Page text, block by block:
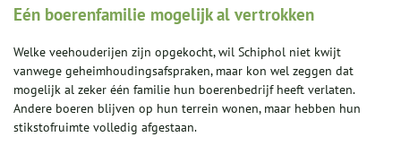
Eén boerenfamilie mogelijk al vertrokken
Welke veehouderijen zijn opgekocht, wil Schiphol niet kwijt
vanwege geheimhoudingsafspraken, maar kon wel zeggen dat
mogelijk al zeker één familie hun boerenbedrijf heeft verlaten.
Andere boeren blijven op hun terrein wonen, maar hebben hun
stikstofruimte volledig afgestaan.